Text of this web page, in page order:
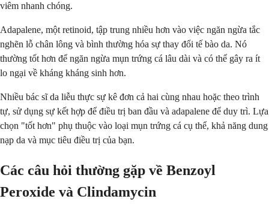
viêm nhanh chóng.
Adapalene, một retinoid, tập trung nhiều hơn vào việc ngăn ngừa tắc
nghẽn lỗ chân lông và bình thường hóa sự thay đổi tế bào da. Nó
thường tốt hơn để ngăn ngừa mụn trứng cá lâu dài và có thể gây ra ít
lo ngại về kháng kháng sinh hơn.
Nhiều bác sĩ da liễu thực sự kê đơn cả hai cùng nhau hoặc theo trình
tự, sử dụng sự kết hợp để điều trị ban đầu và adapalene để duy trì. Lựa
chọn "tốt hơn" phụ thuộc vào loại mụn trứng cá cụ thể, khả năng dung
nạp da và mục tiêu điều trị của bạn.
Các câu hỏi thường gặp về Benzoyl
Peroxide và Clindamycin